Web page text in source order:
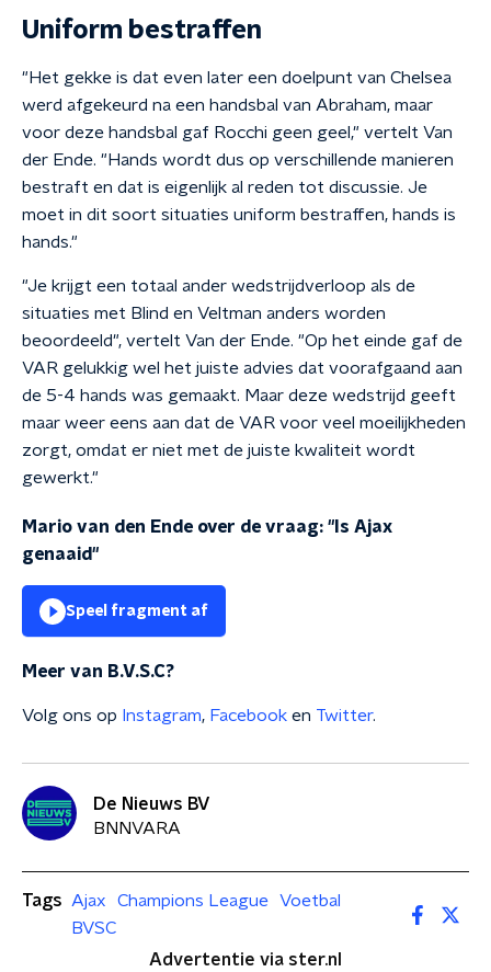
Uniform bestraffen
"Het gekke is dat even later een doelpunt van Chelsea
werd afgekeurd na een handsbal van Abraham, maar
voor deze handsbal gaf Rocchi geen geel," vertelt Van
der Ende. "Hands wordt dus op verschillende manieren
bestraft en dat is eigenlijk al reden tot discussie. Je
moet in dit soort situaties uniform bestraffen, hands is
hands."
"Je krijgt een totaal ander wedstrijdverloop als de
situaties met Blind en Veltman anders worden
beoordeeld", vertelt Van der Ende. "Op het einde gaf de
VAR gelukkig wel het juiste advies dat voorafgaand aan
de 5-4 hands was gemaakt. Maar deze wedstrijd geeft
maar weer eens aan dat de VAR voor veel moeilijkheden
zorgt, omdat er niet met de juiste kwaliteit wordt
gewerkt."
Mario van den Ende over de vraag: "Is Ajax
genaaid"
Speel fragment af
Meer van B.V.S.C?
Volg ons op Instagram, Facebook en Twitter.
De Nieuws BV
BNNVARA
Tags Ajax Champions League
Voetbal
BVSC
Advertentie via ster.nl